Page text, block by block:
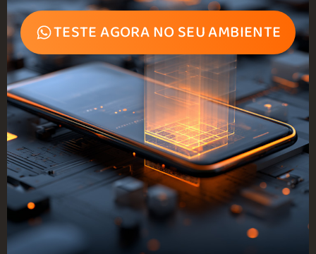
TESTE AGORA NO SEU AMBIENTE